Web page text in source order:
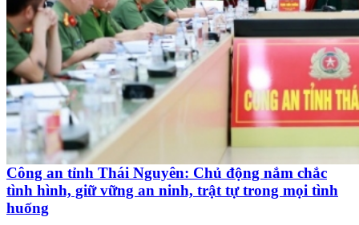
Công an tỉnh Thái Nguyên: Chủ động nắm chắc
tình hình, giữ vững an ninh, trật tự trong mọi tình
huống